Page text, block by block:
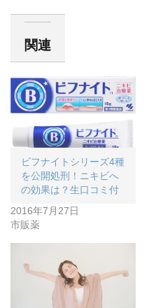
関連
ビフナイトシリーズ4種
を公開処刑！ニキビへ
の効果は？生口コミ付
2016年7月27日
市販薬